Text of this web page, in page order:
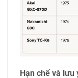
Hạn chế và lưu